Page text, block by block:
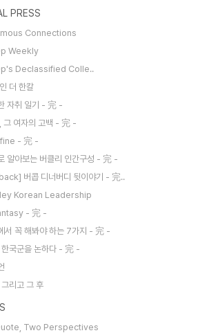
PRESS
Connections
Weekly
Declassified Colle..
더 한칼
자취 일기 - 完 -
그 여자의 고백 - 完 -
- 完 -
알아보는 버클리 인간구성 - 完 -
버콥 디너버디 뒷이야기 - 完..
Korean Leadership
- 完 -
서 꼭 해봐야 하는 7가지 - 完 -
한국군을 논하다 - 完 -
리고 그 후
Two Perspectives